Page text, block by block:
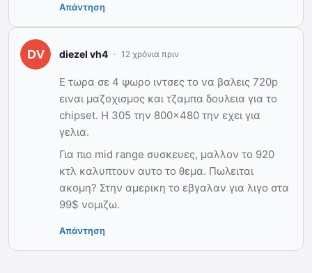
Απάντηση
diezel vh4 12 χρόνια πριν
Ε τωρα σε 4 ψωρο ιντσες το να βαλεις 720p
ειναι μαζοχισμος και τζαμπα δουλεια για το
chipset. Η 305 την 800×480 την εχει για
γελια.
Για πιο mid range συσκευες, μαλλον το 920
κτλ καλυπτουν αυτο το θεμα. Πωλειται
ακομη? Στην αμερικη το εβγαλαν για λιγο στα
99$ νομιζω.
Απάντηση